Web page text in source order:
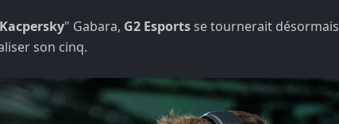
" Gabara, G2 Esportsse tournerait désormais
son cinq.